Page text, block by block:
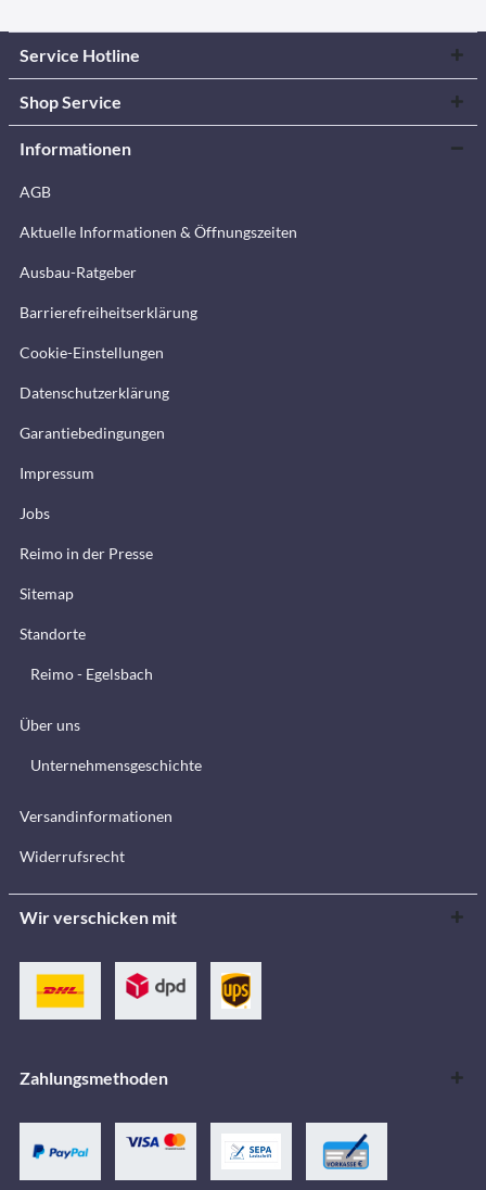
Service Hotline
Shop Service
Informationen
AGB
Aktuelle Informationen & Öffnungszeiten
Ausbau-Ratgeber
Barrierefreiheitserklärung
Cookie-Einstellungen
Datenschutzerklärung
Garantiebedingungen
Impressum
Jobs
Reimo in der Presse
Sitemap
Standorte
Reimo - Egelsbach
Über uns
Unternehmensgeschichte
Versandinformationen
Widerrufsrecht
Wir verschicken mit
Zahlungsmethoden